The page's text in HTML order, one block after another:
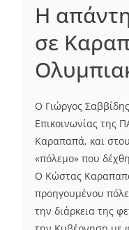
Η
σε
Ο Γιώργος
Επικοινωνίας της
Καραπαπά, και
«πόλεμο» που
O Κώστας
προηγουμένου
την διάρκεια της